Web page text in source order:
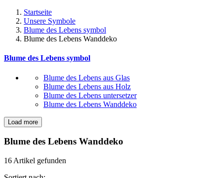
Startseite
Unsere Symbole
Blume des Lebens symbol​
Blume des Lebens Wanddeko
Blume des Lebens symbol​
Blume des Lebens aus Glas
Blume des Lebens aus Holz
Blume des Lebens untersetzer
Blume des Lebens Wanddeko
Clear
€
Load more
Blume des Lebens Wanddeko
16 Artikel gefunden